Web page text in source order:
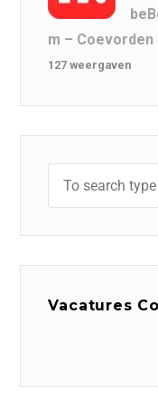
m – Coevorden
127 weergaven
Vacatures